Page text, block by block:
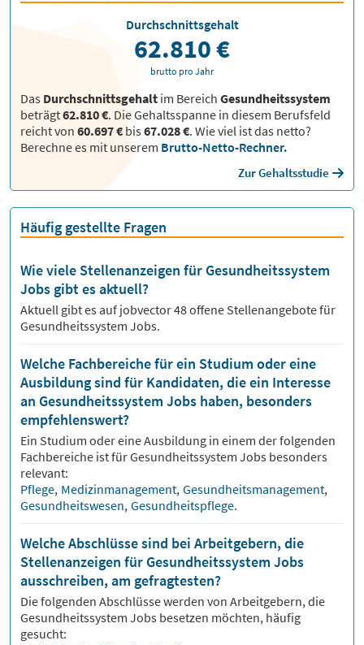
Das Durchschnittsgehalt im Bereich Gesundheitssystem
beträgt62.810 €. Die Gehaltsspanne in diesem Berufsfeld
reicht von 60.697 € bis67.028 €. Wie viel ist das netto?
Berechne es mit unserem Brutto-Netto-Rechner.
Zur Gehaltsstudie
Durchschnittsgehalt
62.810 €
brutto pro Jahr
Häufig gestellte Fragen
Wie viele Stellenanzeigen für Gesundheitssystem
Jobs gibt es aktuell?
Aktuell gibt es auf jobvector48offene Stellenangebote für
Gesundheitssystem Jobs.
Welche Fachbereiche für ein Studium oder eine
Ausbildung sind für Kandidaten, die ein Interesse
an Gesundheitssystem Jobs haben, besonders
empfehlenswert?
Ein Studium oder eine Ausbildung in einem der folgenden
Fachbereiche ist fürGesundheitssystem Jobs besonders
relevant:
Pflege, Medizinmanagement, Gesundheitsmanagement,
Gesundheitswesen, Gesundheitspflege.
Welche Abschlüsse sind bei Arbeitgebern, die
Stellenanzeigen für Gesundheitssystem Jobs
ausschreiben, am gefragtesten?
Die folgenden Abschlüsse werden von Arbeitgebern, die
Gesundheitssystem Jobs besetzen möchten, häufig
gesucht: